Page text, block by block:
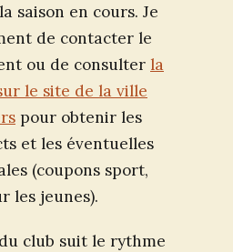
saison en cours. Je
de contacter le
ou de consulter la
le site de la ville
pour obtenir les
et les éventuelles
(coupons sport,
les jeunes).
club suit le rythme